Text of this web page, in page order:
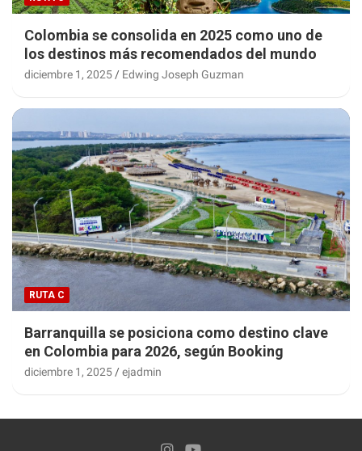
Colombia se consolida en 2025 como uno de
los destinos más recomendados del mundo
diciembre 1, 2025 Edwing Joseph Guzman
RUTA C
Barranquilla se posiciona como destino clave
en Colombia para 2026, según Booking
diciembre 1, 2025 ejadmin